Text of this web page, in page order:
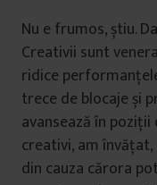
Nu e frumos, știu.
Creativii sunt
ridice
trece de blocaje și
avansează în
creativi, am
din cauza cărora